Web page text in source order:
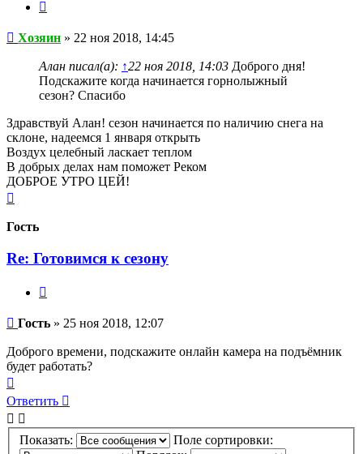
Сообщение
Хозяин » 22 ноя 2018, 14:45
Алан писал(а): ↑22 ноя 2018, 14:03 Доброго дня!
Подскажите когда начинается горнолыжный
сезон? Спасибо
Здравствуй Алан! сезон начинается по наличию снега на
склоне, надеемся 1 января открыть
Воздух целебный ласкает теплом
В добрых делах нам поможет Реком
ДОБРОЕ УТРО ЦЕЙ!
началу
Гость
Re: Готовимся к сезону
Сообщение
Гость » 25 ноя 2018, 12:07
Доброго времени, подскажите онлайн камера на подъёмник
будет работать?
к
началу
Ответить
Показать:
Поле сортировки: